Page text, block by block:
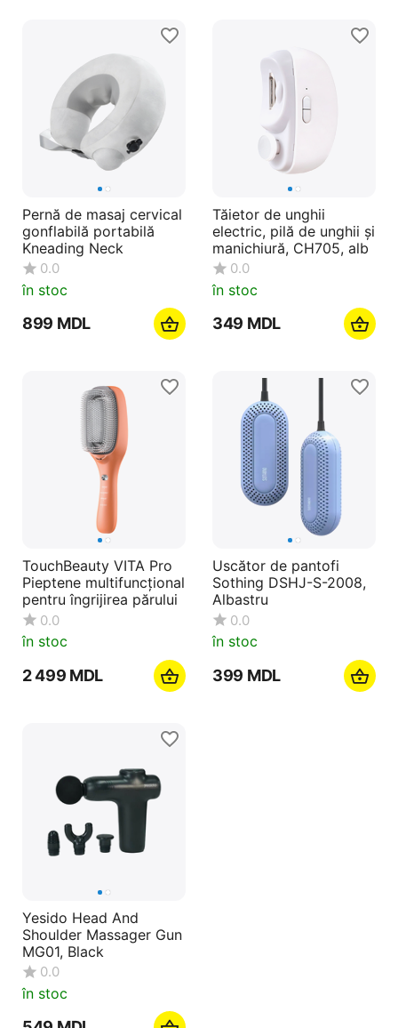
Pernă de masaj cervical
gonflabilă portabilă
Kneading Neck
0.0
în stoc
‍899‍ MDL
Tăietor de unghii
electric, pilă de unghii și
manichiură, CH705, alb
0.0
în stoc
‍349‍ MDL
TouchBeauty VITA Pro
Pieptene multifuncțional
pentru îngrijirea părului
0.0
în stoc
2 499 MDL
Uscător de pantofi
Sothing DSHJ-S-2008,
Albastru
0.0
în stoc
‍399‍ MDL
Yesido Head And
Shoulder Massager Gun
MG01, Black
0.0
în stoc